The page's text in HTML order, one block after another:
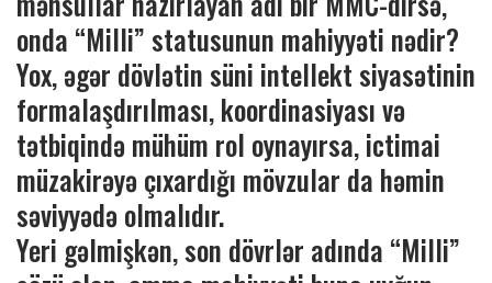
onda “Milli” statusunun mahiyyəti nədir?
Yox, əgər dövlətin süni intellekt siyasətinin
formalaşdırılması, koordinasiyası və
tətbiqində mühüm rol oynayırsa, ictimai
müzakirəyə çıxardığı mövzular da həmin
səviyyədə olmalıdır.
Yeri gəlmişkən, son dövrlər adında “Milli”